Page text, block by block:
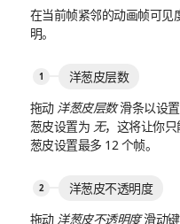
在当前帧紧邻的动画帧可见
明。
洋葱皮层数
拖动 洋葱皮层数滑条以设
葱皮设置为 无，这将让你
葱皮设置最多 12 个帧。
洋葱皮不透明度
拖动 洋葱皮不透明度滑动